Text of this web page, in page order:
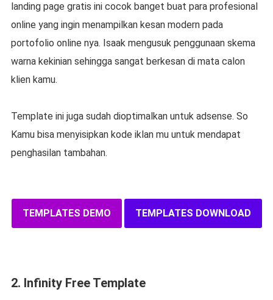
landing page gratis ini cocok banget buat para profesional
online yang ingin menampilkan kesan modern pada
portofolio online nya. Isaak mengusuk penggunaan skema
warna kekinian sehingga sangat berkesan di mata calon
klien kamu.
Template ini juga sudah dioptimalkan untuk adsense. So
Kamu bisa menyisipkan kode iklan mu untuk mendapat
penghasilan tambahan.
TEMPLATES DEMO TEMPLATES DOWNLOAD
2. Infinity Free Template